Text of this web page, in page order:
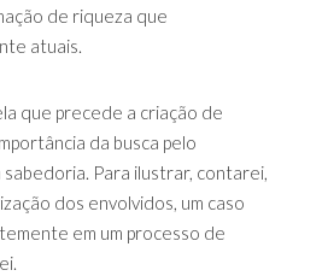
de riqueza que
atuais.
que precede a criação de
da busca pelo
Para ilustrar, contarei,
dos envolvidos, um caso
em um processo de